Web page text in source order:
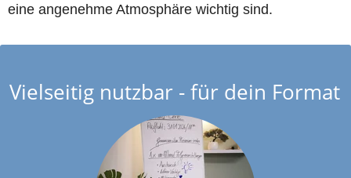
eine angenehme Atmosphäre wichtig sind.
Vielseitig nutzbar - für dein Format